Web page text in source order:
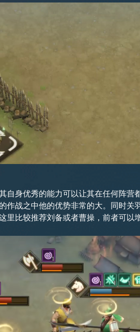
身优秀的能力可以让其在任何阵
战之中他的优势非常的大。同时
比较推荐刘备或者曹操，前者可以